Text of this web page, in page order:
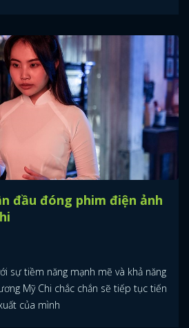
đầu đóng phim điện ảnh
sự tiềm năng mạnh mẽ và khả năng
Mỹ Chi chắc chắn sẽ tiếp tục tiến
của mình